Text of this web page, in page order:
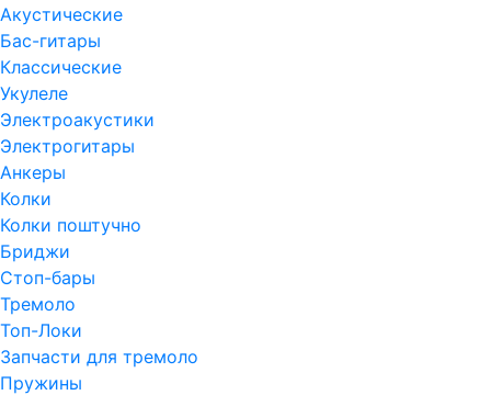
Акустические
Бас-гитары
Классические
Укулеле
Электроакустики
Электрогитары
Анкеры
Колки
Колки поштучно
Бриджи
Стоп-бары
Тремоло
Топ-Локи
Запчасти для тремоло
Пружины